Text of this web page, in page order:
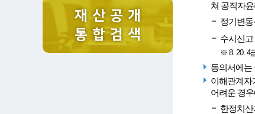
재 산 공 개
통 합 검 색
쳐 공직자
정기변
수시신
※ 8. 20. 4
동의서에는
이해관계자
어려운 경
한정치산